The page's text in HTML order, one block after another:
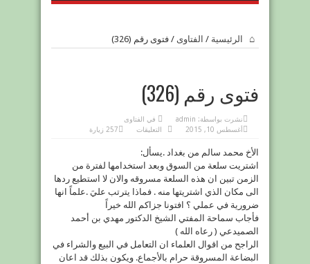
الرئيسية / الفتاوى / فتوى رقم (326)
فتوى رقم (326)
نشرت بواسطة: admin في الفتاوى
أغسطس 10, 2015
التعليقات
على 257 زيارة
الأخ محمد سالم من بغداد .يسأل:
اشتريت سلعة من السوق وبعد استخدامها لفترة من
الزمن تبين ان هذه السلعة مسروقه والان لا استطيع ردها
الى مكان الذي اشتريتها منه . فماذا يترتب عليَ .علماً انها
ضرورية في عملي ؟ افتونا جزاكم الله خيراً
فأجاب سماحة المفتي الشيخ الدكتور مهدي بن أحمد
الصميدعي ( رعاه الله )
الراجح من اقوال العلماء ان التعامل في البيع والشراء في
البضاعة المسروقة حرام بالأجماع. ويكون بذلك قد اعان